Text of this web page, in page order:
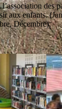
des
aux enfants.
Décembre).